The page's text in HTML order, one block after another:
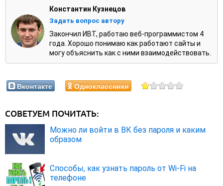
Константин Кузнецов
Задать вопрос автору
Закончил ИВТ, работаю веб-программистом 4
года. Хорошо понимаю как работают сайты и
могу объяснить как с ними взаимодействовать.
Вконтакте Одноклассники
СОВЕТУЕМ ПОЧИТАТЬ:
Можно ли войти в ВК без пароля и каким
образом
Способы, как узнать пароль от Wi-Fi на
телефоне